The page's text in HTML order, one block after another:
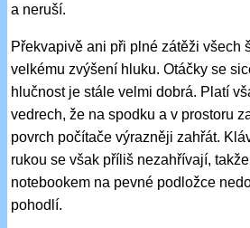
a neruší.
Překvapivě ani při plné zátěži všech
velkému zvýšení hluku. Otáčky se
hlučnost je stále velmi dobrá. Platí
vedrech, že na spodku a v prostoru
povrch počítače výrazněji zahřát.
rukou se však příliš nezahřívají,
notebookem na pevné podložce
pohodlí.